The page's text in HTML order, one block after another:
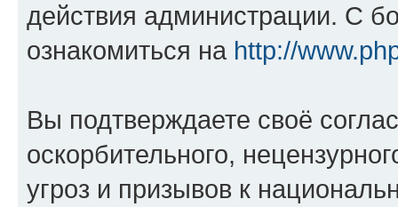
действия администрации. С
ознакомиться на http://
Вы подтверждаете своё
оскорбительного,
угроз и призывов к